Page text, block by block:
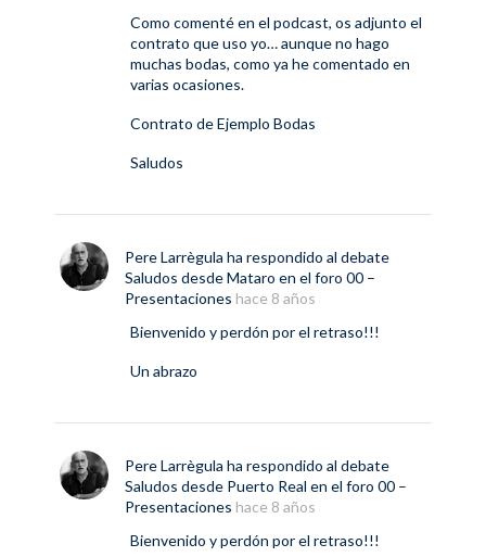
Como comenté en el podcast, os adjunto el
contrato que uso yo… aunque no hago
muchas bodas, como ya he comentado en
varias ocasiones.
Contrato de Ejemplo Bodas
Saludos
Pere Larrègula ha respondido al debate
Saludos desde Mataro en el foro 00 –
Presentaciones hace 8 años
Bienvenido y perdón por el retraso!!!
Un abrazo
Pere Larrègula ha respondido al debate
Saludos desde Puerto Real en el foro 00 –
Presentaciones hace 8 años
Bienvenido y perdón por el retraso!!!